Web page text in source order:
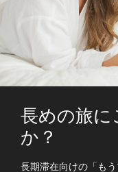
長めの旅に
か？
長期滞在向けの「も